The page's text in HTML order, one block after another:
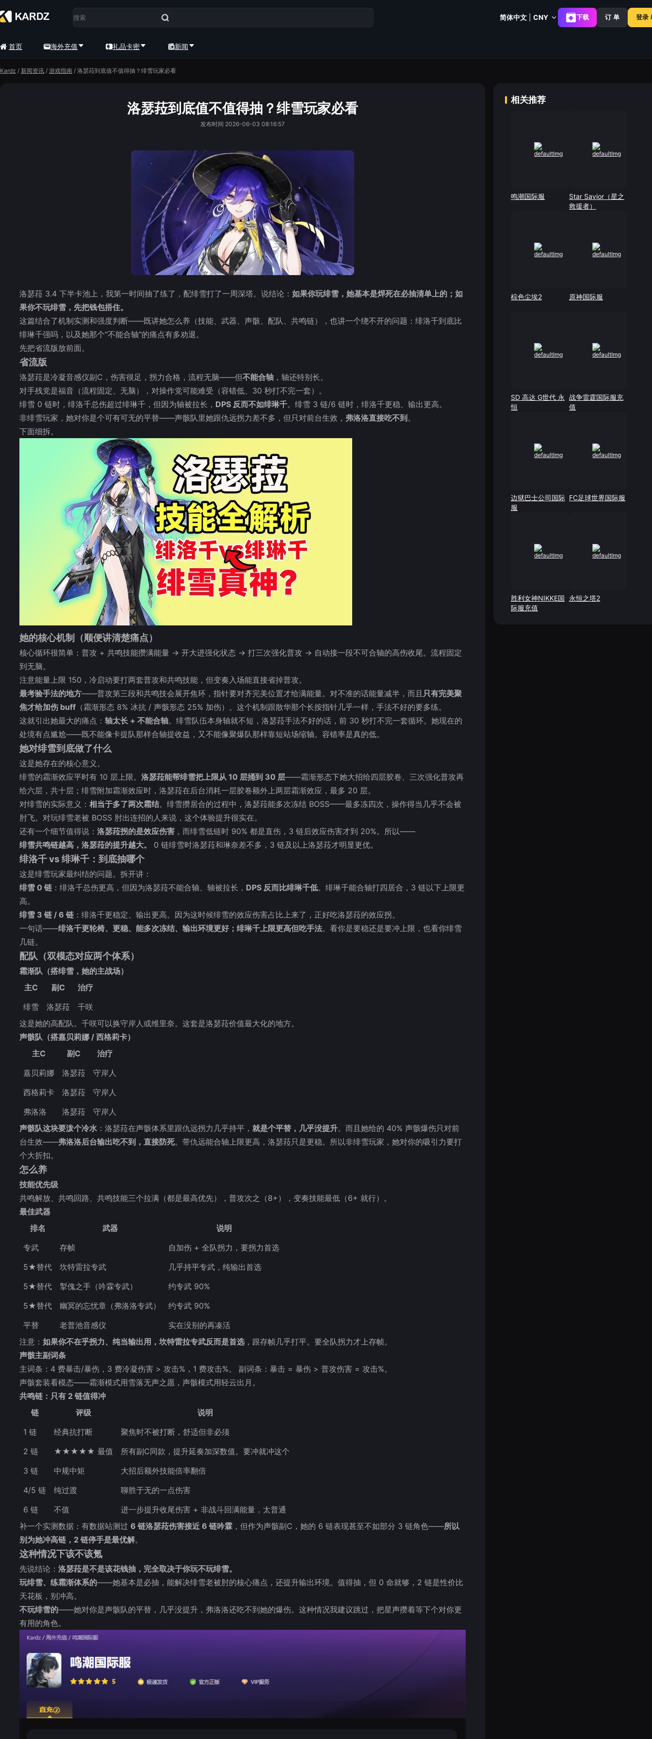
简体中文 CNY 下载 订 单 登录
首页 海外充值 礼品卡密 新闻
Kardz / 新闻资讯 / 游戏指南 / 洛瑟菈到底值不值得抽？绯雪玩家必看
洛瑟菈到底值不值得抽？绯雪玩家必看
发布时间 2026-06-03 08:16:57
洛瑟菈 3.4 下半卡池上，我第一时间抽了练了，配绯雪打了一周深塔。说结论： 如果你玩绯雪，她基本是焊死在必抽清单上的；如
果你不玩绯雪，先把钱包捂住。
这篇结合了机制实测和强度判断——既讲她怎么养（技能、武器、声骸、配队、共鸣链），也讲一个绕不开的问题：绯洛千到底比
绯琳千强吗，以及她那个"不能合轴"的痛点有多劝退。
先把省流版放前面。
省流版
洛瑟菈是冷凝音感仪副C，伤害很足，拐力合格，流程无脑——但不能合轴 ，轴还特别长。
对手残党是福音（流程固定、无脑），对操作党可能难受（容错低、30 秒打不完一套）。
绯雪 0 链时，绯洛千总伤超过绯琳千，但因为轴被拉长， DPS 反而不如绯琳千。绯雪 3 链/6 链时，绯洛千更稳、输出更高。
非绯雪玩家，她对你是个可有可无的平替——声骸队里她跟仇远拐力差不多，但只对前台生效， 弗洛洛直接吃不到 。
下面细拆。
她的核心机制（顺便讲清楚痛点）
核心循环很简单：普攻 + 共鸣技能攒满能量 → 开大进强化状态 → 打三次强化普攻 → 自动接一段不可合轴的高伤收尾。流程固定
到无脑。
注意能量上限 150，冷启动要打两套普攻和共鸣技能，但变奏入场能直接省掉普攻。
最考验手法的地方——普攻第三段和共鸣技会展开焦环，指针要对齐完美位置才给满能量。对不准的话能量减半，而且 只有完美聚
焦才给加伤 buff （霜渐形态 8% 冰抗 / 声骸形态 25% 加伤）。这个机制跟散华那个长按指针几乎一样，手法不好的要多练。
这就引出她最大的痛点： 轴太长 + 不能合轴。绯雪队伍本身轴就不短，洛瑟菈手法不好的话，前 30 秒打不完一套循环。她现在的
处境有点尴尬——既不能像卡提队那样合轴提收益，又不能像聚爆队那样靠短站场缩轴。容错率是真的低。
她对绯雪到底做了什么
这是她存在的核心意义。
绯雪的霜渐效应平时有 10 层上限。 洛瑟菈能帮绯雪把上限从 10 层捅到 30 层——霜渐形态下她大招给四层胶卷、三次强化普攻再
给六层，共十层；绯雪附加霜渐效应时，洛瑟菈在后台消耗一层胶卷额外上两层霜渐效应，最多 20 层。
对绯雪的实际意义： 相当于多了两次霜结。绯雪攒居合的过程中，洛瑟菈能多次冻结 BOSS——最多冻四次，操作得当几乎不会被
肘飞。对玩绯雪老被 BOSS 肘出连招的人来说，这个体验提升很实在。
还有一个细节值得说： 洛瑟菈拐的是效应伤害 ，而绯雪低链时 90% 都是直伤，3 链后效应伤害才到 20%。所以——
绯雪共鸣链越高，洛瑟菈的提升越大。
0 链绯雪时洛瑟菈和琳奈差不多，3 链及以上洛瑟菈才明显更优。
绯洛千 vs 绯琳千：到底抽哪个
这是绯雪玩家最纠结的问题。拆开讲：
绯雪 0 链 ：绯洛千总伤更高，但因为洛瑟菈不能合轴、轴被拉长， DPS 反而比绯琳千低。绯琳千能合轴打四居合，3 链以下上限更
高。
绯雪 3 链 / 6 链 ：绯洛千更稳定、输出更高。因为这时候绯雪的效应伤害占比上来了，正好吃洛瑟菈的效应拐。
一句话——绯洛千更轮椅、更稳、能多次冻结、输出环境更好；绯琳千上限更高但吃手法。看你是要稳还是要冲上限，也看你绯雪
几链。
配队（双模态对应两个体系）
霜渐队（搭绯雪，她的主战场）
主C
副C
治疗
绯雪
洛瑟菈
千咲
这是她的高配队。千咲可以换守岸人或维里奈。这套是洛瑟菈价值最大化的地方。
声骸队（搭嘉贝莉娜 / 西格莉卡）
主C
副C
治疗
嘉贝莉娜
洛瑟菈
守岸人
西格莉卡
洛瑟菈
守岸人
弗洛洛
洛瑟菈
守岸人
声骸队这块要泼个冷水 ：洛瑟菈在声骸体系里跟仇远拐力几乎持平， 就是个平替，几乎没提升。而且她给的 40% 声骸爆伤只对前
台生效——弗洛洛后台输出吃不到，直接防死。带仇远能合轴上限更高，洛瑟菈只是更稳。所以非绯雪玩家，她对你的吸引力要打
个大折扣。
怎么养
技能优先级
共鸣解放、共鸣回路、共鸣技能三个拉满（都是最高优先），普攻次之（8+），变奏技能最低（6+ 就行）。
最佳武器
排名
武器
说明
专武
存帧
自加伤 + 全队拐力，要拐力首选
5★替代
坎特雷拉专武
几乎持平专武，纯输出首选
5★替代
掣傀之手（吟霖专武）
约专武 90%
5★替代
幽冥的忘忧章（弗洛洛专武）
约专武 90%
平替
老普池音感仪
实在没别的再凑活
注意： 如果你不在乎拐力、纯当输出用，坎特雷拉专武反而是首选 ，跟存帧几乎打平。要全队拐力才上存帧。
声骸主副词条
主词条：4 费暴击/暴伤，3 费冷凝伤害 > 攻击%，1 费攻击%。 副词条：暴击 = 暴伤 > 普攻伤害 = 攻击%。
声骸套装看模态——霜渐模式用雪落无声之愿，声骸模式用轻云出月。
共鸣链：只有 2 链值得冲
链
评级
说明
1 链
经典抗打断
聚焦时不被打断，舒适但非必须
2 链
★★★★★ 最值
所有副C同款，提升延奏加深数值。要冲就冲这个
3 链
中规中矩
大招后额外技能倍率翻倍
4/5 链
纯过渡
聊胜于无的一点伤害
6 链
不值
进一步提升收尾伤害 + 非战斗回满能量，太普通
补一个实测数据：有数据站测过 6 链洛瑟菈伤害接近 6 链吟霖 ，但作为声骸副C，她的 6 链表现甚至不如部分 3 链角色——所以
别为她冲高链，2 链停手是最优解。
这种情况下该不该氪
先说结论： 洛瑟菈是不是该花钱抽，完全取决于你玩不玩绯雪。
玩绯雪、练霜渐体系的——她基本是必抽，能解决绯雪老被肘的核心痛点，还提升输出环境。值得抽，但 0 命就够，2 链是性价比
天花板，别冲高。
不玩绯雪的——她对你是声骸队的平替，几乎没提升，弗洛洛还吃不到她的爆伤。这种情况我建议跳过，把星声攒着等下个对你更
有用的角色。
相关推荐
鸣潮国际服
Star Savior（星之
救援者）
棕色尘埃2 原神国际服
SD 高达 G世代 永
恒
战争雷霆国际服充
值
边狱巴士公司国际
服
FC足球世界国际服
胜利女神NIKKE国
际服充值
永恒之塔2